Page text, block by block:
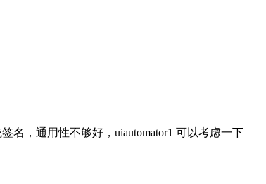
名，通用性不够好，uiautomator1 可以考虑一下